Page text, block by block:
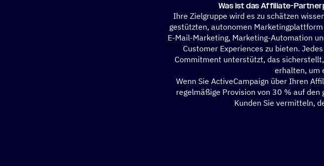
Was ist das Affi­liate-
Ihre Zielgruppe wird es zu schätzen
gestützten, autonomen
E-Mail-Marketing, Marketing-Automation
Customer Experiences zu bieten.
Commitment unterstützt, das
erhalten, um
Wenn Sie ActiveCampaign über Ihren
regelmäßige Provision von 30 % auf
Kunden Sie vermitteln,